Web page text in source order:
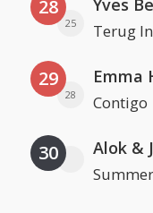
28
25
Yves
Terug
29
28
Emma
Contigo
30 Alok &